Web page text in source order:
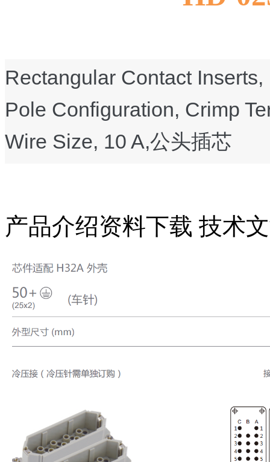
Rectangular Contact
Pole Configuration, Crimp
Wire Size, 10 A,公头插芯
产品介绍资料下载 技术